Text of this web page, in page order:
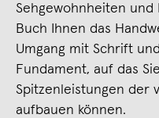
Sehgewohnheiten
Buch Ihnen das
Umgang mit Schrift
Fundament, auf das
Spitzenleistungen der
aufbauen können.